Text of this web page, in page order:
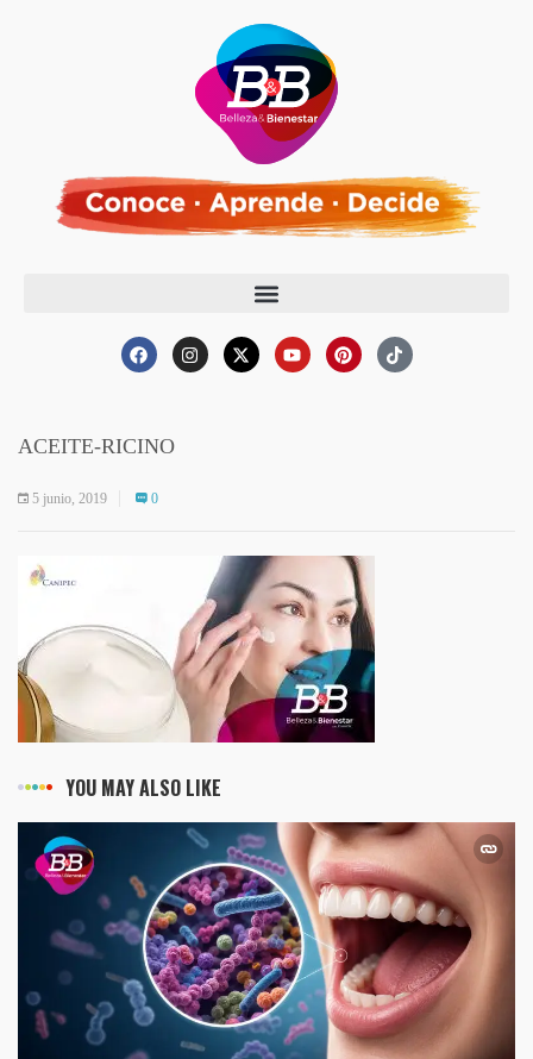
ACEITE-RICINO
5 junio, 2019 0
YOU MAY ALSO LIKE